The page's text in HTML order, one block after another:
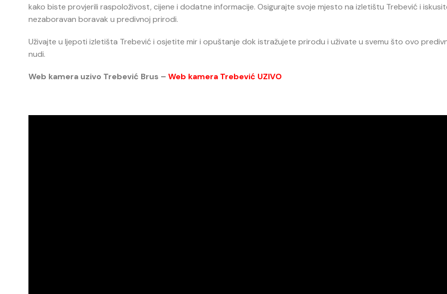
kako biste provjerili raspoloživost, cijene i dodatne informacije. Osigurajte svoje mjesto na izletištu Trebević i
nezaboravan boravak u predivnoj prirodi.
Uživajte u ljepoti izletišta Trebević i osjetite mir i opuštanje dok istražujete prirodu i uživate u svemu što ovo
nudi.
Web kamera uzivo Trebević Brus – Web kamera Trebević UZIVO